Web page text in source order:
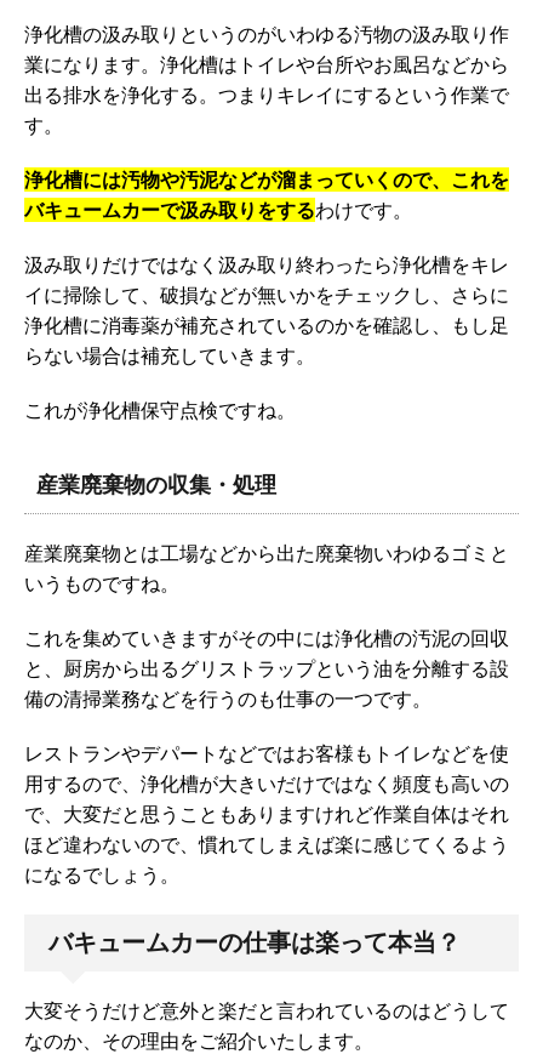
浄化槽の汲み取りというのがいわゆる汚物の汲み取り作
業になります。浄化槽はトイレや台所やお風呂などから
出る排水を浄化する。つまりキレイにするという作業で
す。
浄化槽には汚物や汚泥などが溜まっていくので、これを
バキュームカーで汲み取りをするわけです。
汲み取りだけではなく汲み取り終わったら浄化槽をキレ
イに掃除して、破損などが無いかをチェックし、さらに
浄化槽に消毒薬が補充されているのかを確認し、もし足
らない場合は補充していきます。
これが浄化槽保守点検ですね。
産業廃棄物の収集・処理
産業廃棄物とは工場などから出た廃棄物いわゆるゴミと
いうものですね。
これを集めていきますがその中には浄化槽の汚泥の回収
と、厨房から出るグリストラップという油を分離する設
備の清掃業務などを行うのも仕事の一つです。
レストランやデパートなどではお客様もトイレなどを使
用するので、浄化槽が大きいだけではなく頻度も高いの
で、大変だと思うこともありますけれど作業自体はそれ
ほど違わないので、慣れてしまえば楽に感じてくるよう
になるでしょう。
バキュームカーの仕事は楽って本当？
大変そうだけど意外と楽だと言われているのはどうして
なのか、その理由をご紹介いたします。